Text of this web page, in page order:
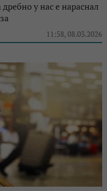
у нас е нараснал
11:58, 08.03.2026